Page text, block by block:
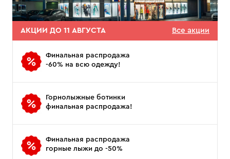
АКЦИИ ДО 11 АВГУСТА Все акции
Финальная распродажа
-60% на всю одежду!
Горнолыжные ботинки
финальная распродажа!
Финальная распродажа
горные лыжи до -50%